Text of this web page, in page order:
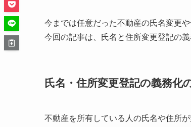
今までは任意だった不動産の氏名変更
今回の記事は、氏名と住所変更登記の
氏名・住所変更登記の義務化
不動産を所有している人の氏名や住所